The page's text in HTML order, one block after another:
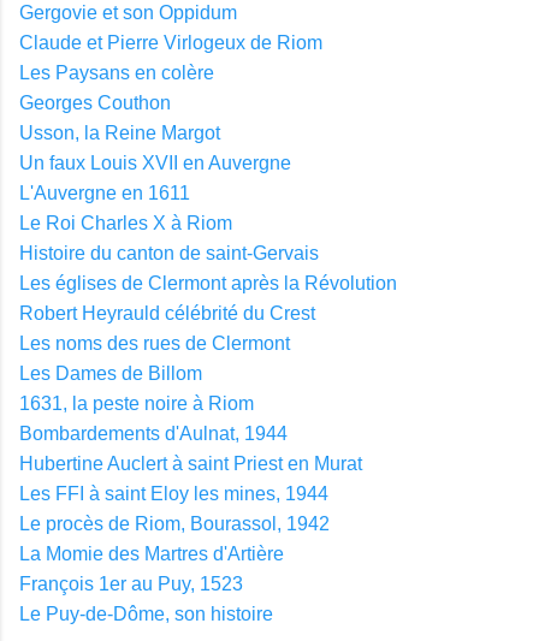
Gergovie et son Oppidum
Claude et Pierre Virlogeux de Riom
Les Paysans en colère
Georges Couthon
Usson, la Reine Margot
Un faux Louis XVII en Auvergne
L'Auvergne en 1611
Le Roi Charles X à Riom
Histoire du canton de saint-Gervais
Les églises de Clermont après la Révolution
Robert Heyrauld célébrité du Crest
Les noms des rues de Clermont
Les Dames de Billom
1631, la peste noire à Riom
Bombardements d'Aulnat, 1944
Hubertine Auclert à saint Priest en Murat
Les FFI à saint Eloy les mines, 1944
Le procès de Riom, Bourassol, 1942
La Momie des Martres d'Artière
François 1er au Puy, 1523
Le Puy-de-Dôme, son histoire